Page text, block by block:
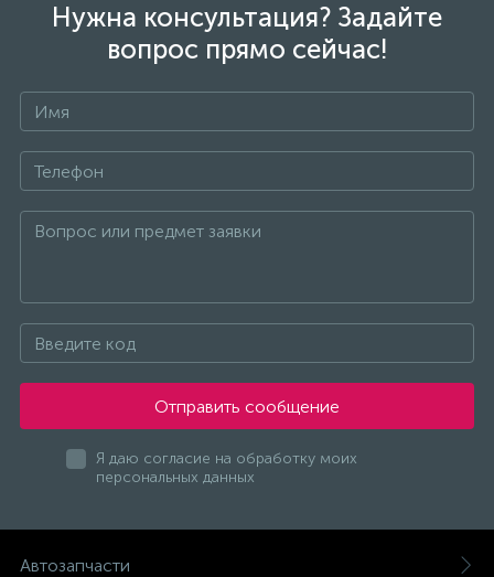
Нужна консультация? Задайте
вопрос прямо сейчас!
Отправить сообщение
Я даю согласие на обработку моих
персональных данных
Автозапчасти